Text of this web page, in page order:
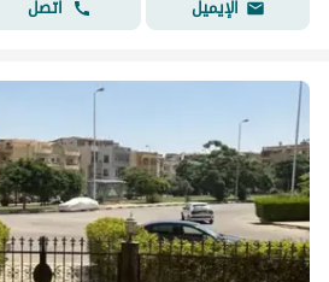
الإيميل اتصل